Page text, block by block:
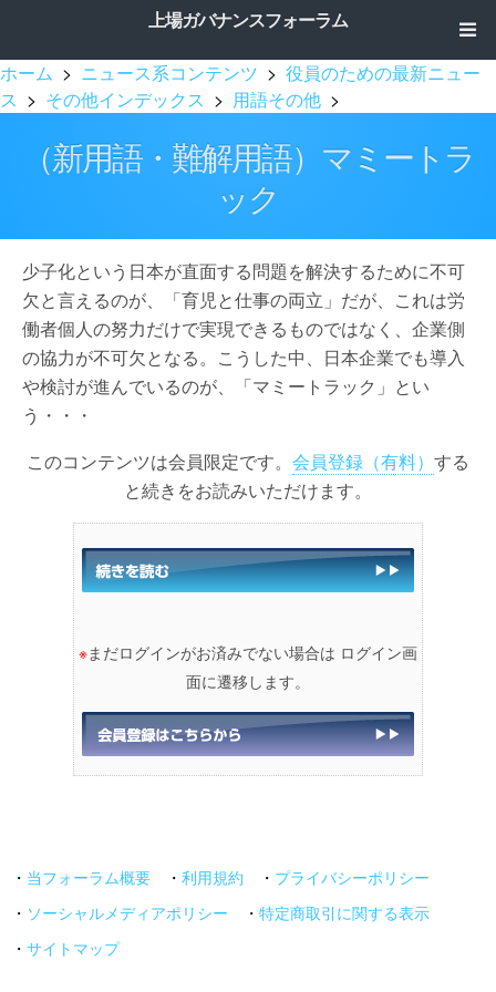
上場ガバナンスフォーラム
ホーム > ニュース系コンテンツ > 役員のための最新ニュー
ス > その他インデックス > 用語その他 >
（新用語・難解用語）マミートラ
ック
少子化という日本が直面する問題を解決するために不可
欠と言えるのが、「育児と仕事の両立」だが、これは労
働者個人の努力だけで実現できるものではなく、企業側
の協力が不可欠となる。こうした中、日本企業でも導入
や検討が進んでいるのが、「マミートラック」とい
う・・・
このコンテンツは会員限定です。 会員登録（有料） する
と続きをお読みいただけます。
※まだログインがお済みでない場合は ログイン画
面に遷移します。
・ 当フォーラム概要 ・ 利用規約 ・ プライバシーポリシー
・ ソーシャルメディアポリシー ・ 特定商取引に関する表示
・ サイトマップ